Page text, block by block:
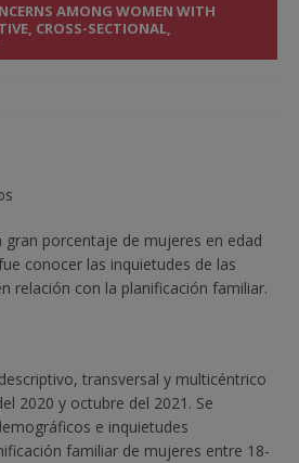
AMONG WOMEN WITH
CROSS-SECTIONAL,
gran porcentaje de mujeres en edad
conocer las inquietudes de las
relación con la planificación familiar.
transversal y multicéntrico
2020 y octubre del 2021. Se
e inquietudes
familiar de mujeres entre 18-